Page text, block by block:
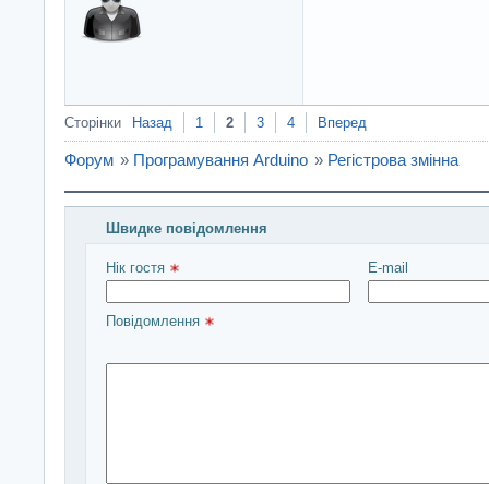
Сторінки Назад 1 2 3 4 Вперед
Форум » Програмування Arduino » Регістрова змінна
Швидке повідомлення
Введіть повідомлення і натисніть Надіслати
Нік гостя E-mail
Повідомлення